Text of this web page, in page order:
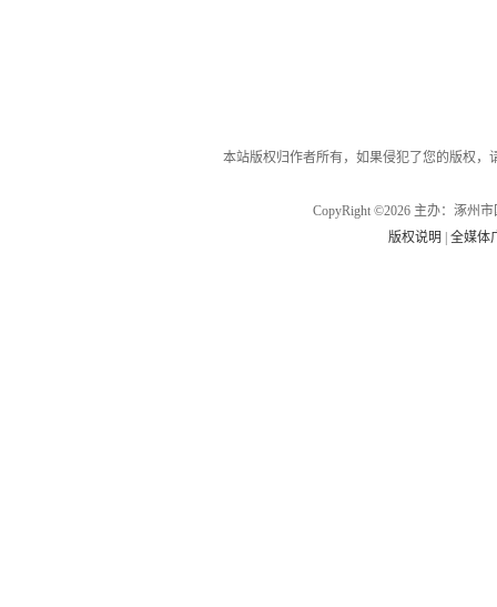
本站版权归作者所有，如果侵犯了您的版权
CopyRight ©2026 主办：涿州
版权说明
|全媒体